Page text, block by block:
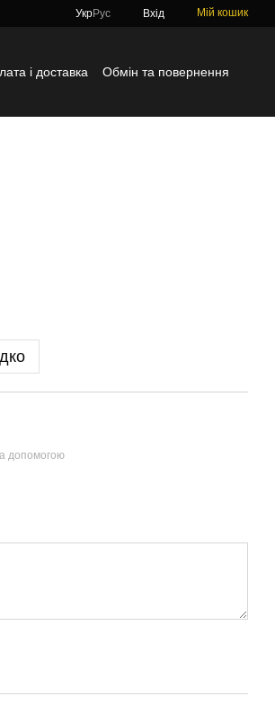
УкрРус Вхід Мій кошик
і доставка
Обмін та повернення
допомогою